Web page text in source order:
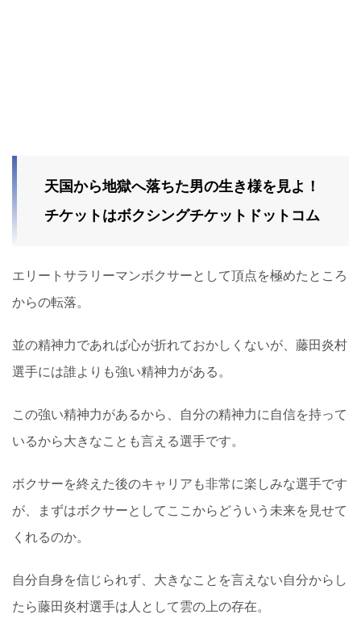
天国から地獄へ落ちた男の生き様を見よ！
チケットはボクシングチケットドットコム
エリートサラリーマンボクサーとして頂点を極めたところ
からの転落。
並の精神力であれば心が折れておかしくないが、藤田炎村
選手には誰よりも強い精神力がある。
この強い精神力があるから、自分の精神力に自信を持って
いるから大きなことも言える選手です。
ボクサーを終えた後のキャリアも非常に楽しみな選手です
が、まずはボクサーとしてここからどういう未来を見せて
くれるのか。
自分自身を信じられず、大きなことを言えない自分からし
たら藤田炎村選手は人として雲の上の存在。